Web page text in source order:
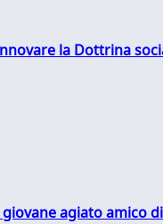
la Dottrina
agiato amico